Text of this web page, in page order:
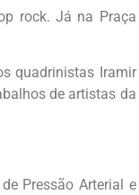
rock. Já na Praça
quadrinistas Iramir
de artistas da
Pressão Arterial e